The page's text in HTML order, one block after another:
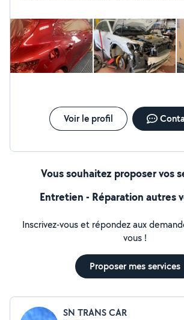
Voir le profil
Vous souhaitez proposer vos
Entretien - Réparation autres
Inscrivez-vous et répondez aux
vous !
Proposer mes services
SN TRANS CAR